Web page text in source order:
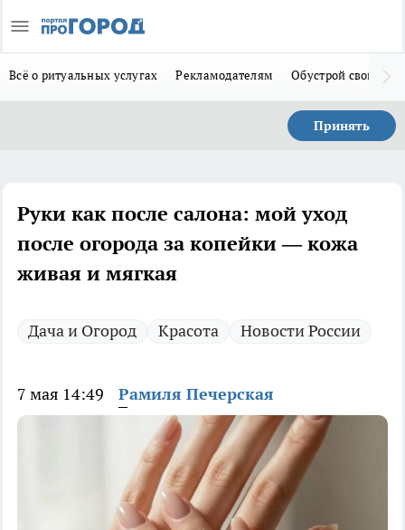
Всё о ритуальных услугах Рекламодателям Обустрой свой дом
Принять
Руки как после салона: мой уход
после огорода за копейки — кожа
живая и мягкая
Дача и Огород Красота Новости России
7 мая 14:49 Рамиля Печерская